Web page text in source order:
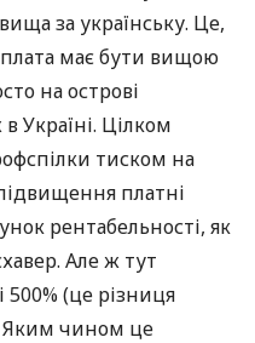
за українську. Це,
має бути вищою
на острові
Україні. Цілком
тиском на
платні
рентабельності, як
Але ж тут
500% (це різниця
Яким чином це